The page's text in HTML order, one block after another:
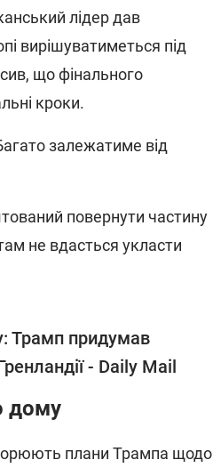
лідер дав
вирішуватиметься під
що фінального
кроки.
залежатиме від
повернути частину
не вдасться укласти
Трамп придумав
- Daily Mail
дому
плани Трампа щодо